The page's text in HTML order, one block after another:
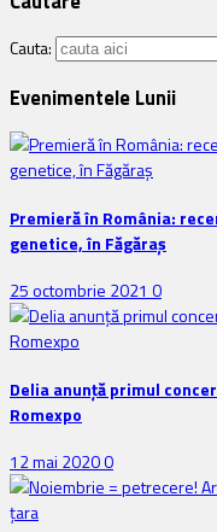
Cauta:
Evenimentele Lunii
Premieră în România:
genetice, în Făgăraș
25 octombrie 2021 0
Delia anunţă primul
Romexpo
12 mai 20200